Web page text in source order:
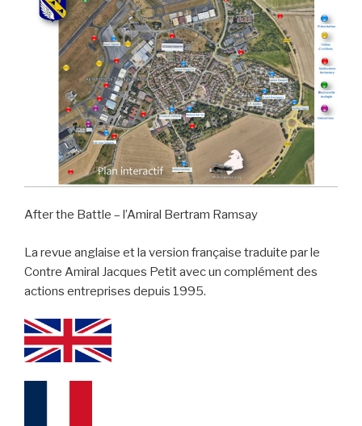
After the Battle – l’Amiral Bertram Ramsay
La revue anglaise et la version française traduite par le
Contre Amiral Jacques Petit avec un complément des
actions entreprises depuis 1995.